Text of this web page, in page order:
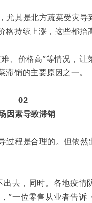
尤其是北方蔬菜受灾
持续上涨，这些都抬
、价格高”等情况，
销的主要原因之一。
02
因素导致滞销
过程是合理的。但依
去，同时。各地疫情
”一位零售从业者告诉